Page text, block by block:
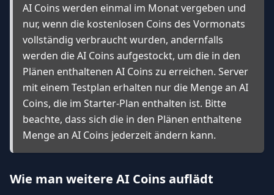
AI Coins werden einmal im Monat vergeben und
nur, wenn die kostenlosen Coins des Vormonats
vollständig verbraucht wurden, andernfalls
werden die AI Coins aufgestockt, um die in den
Plänen enthaltenen AI Coins zu erreichen. Server
mit einem Testplan erhalten nur die Menge an AI
Coins, die im Starter-Plan enthalten ist. Bitte
beachte, dass sich die in den Plänen enthaltene
Menge an AI Coins jederzeit ändern kann.
Wie man weitere AI Coins auflädt